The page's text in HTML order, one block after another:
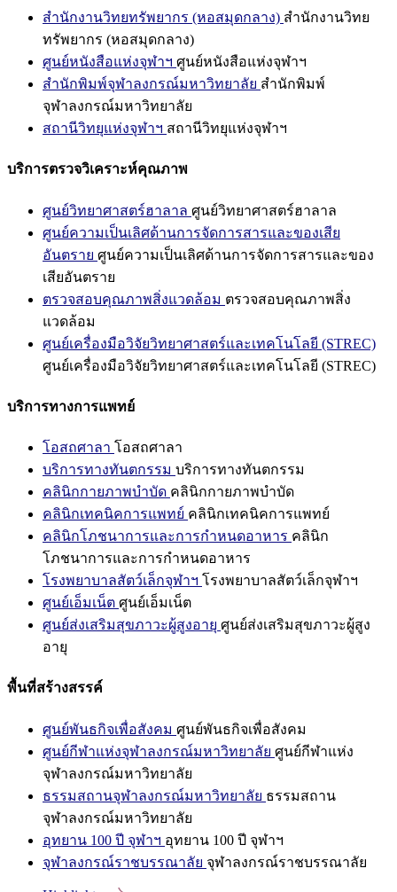
สำนักงานวิทยทรัพยากร (หอสมุดกลาง) สำนักงานวิทย
ทรัพยากร (หอสมุดกลาง)
ศูนย์หนังสือแห่งจุฬาฯ ศูนย์หนังสือแห่งจุฬาฯ
สำนักพิมพ์จุฬาลงกรณ์มหาวิทยาลัย สำนักพิมพ์
จุฬาลงกรณ์มหาวิทยาลัย
สถานีวิทยุแห่งจุฬาฯ สถานีวิทยุแห่งจุฬาฯ
บริการตรวจวิเคราะห์คุณภาพ
ศูนย์วิทยาศาสตร์ฮาลาล ศูนย์วิทยาศาสตร์ฮาลาล
ศูนย์ความเป็นเลิศด้านการจัดการสารและของเสีย
อันตราย ศูนย์ความเป็นเลิศด้านการจัดการสารและของ
เสียอันตราย
ตรวจสอบคุณภาพสิ่งแวดล้อม ตรวจสอบคุณภาพสิ่ง
แวดล้อม
ศูนย์เครื่องมือวิจัยวิทยาศาสตร์และเทคโนโลยี (STREC)
ศูนย์เครื่องมือวิจัยวิทยาศาสตร์และเทคโนโลยี (STREC)
บริการทางการแพทย์
โอสถศาลา โอสถศาลา
บริการทางทันตกรรม บริการทางทันตกรรม
คลินิกกายภาพบำบัด คลินิกกายภาพบำบัด
คลินิกเทคนิคการแพทย์ คลินิกเทคนิคการแพทย์
คลินิกโภชนาการและการกำหนดอาหาร คลินิก
โภชนาการและการกำหนดอาหาร
โรงพยาบาลสัตว์เล็กจุฬาฯ โรงพยาบาลสัตว์เล็กจุฬาฯ
ศูนย์เอ็มเน็ต ศูนย์เอ็มเน็ต
ศูนย์ส่งเสริมสุขภาวะผู้สูงอายุ ศูนย์ส่งเสริมสุขภาวะผู้สูง
อายุ
พื้นที่สร้างสรรค์
ศูนย์พันธกิจเพื่อสังคม ศูนย์พันธกิจเพื่อสังคม
ศูนย์กีฬาแห่งจุฬาลงกรณ์มหาวิทยาลัย ศูนย์กีฬาแห่ง
จุฬาลงกรณ์มหาวิทยาลัย
ธรรมสถานจุฬาลงกรณ์มหาวิทยาลัย ธรรมสถาน
จุฬาลงกรณ์มหาวิทยาลัย
อุทยาน 100 ปี จุฬาฯ อุทยาน 100 ปี จุฬาฯ
จุฬาลงกรณ์ราชบรรณาลัย จุฬาลงกรณ์ราชบรรณาลัย